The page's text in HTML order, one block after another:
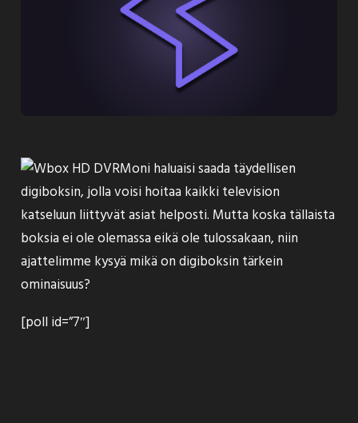
Moni haluaisi saada täydellisen
digiboksin, jolla voisi hoitaa kaikki television
katseluun liittyvät asiat helposti. Mutta koska tällaista
boksia ei ole olemassa eikä ole tulossakaan, niin
ajattelimme kysyä mikä on digiboksin tärkein
ominaisuus?
[poll id=”7″]